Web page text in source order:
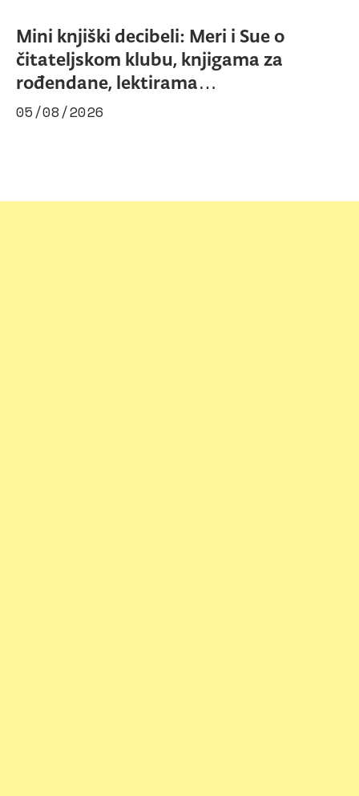
Mini knjiški decibeli: Meri i Sue o
čitateljskom klubu, knjigama za
rođendane, lektirama…
05/08/2026